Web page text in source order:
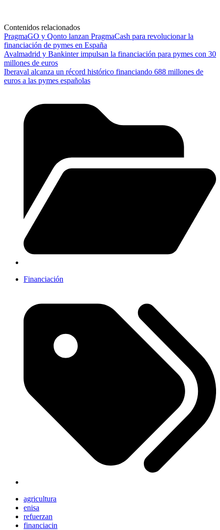
Contenidos relacionados
PragmaGO y Qonto lanzan PragmaCash para revolucionar la
financiación de pymes en España
Avalmadrid y Bankinter impulsan la financiación para pymes con 30
millones de euros
Iberaval alcanza un récord histórico financiando 688 millones de
euros a las pymes españolas
Financiación
agricultura
enisa
refuerzan
financiacin